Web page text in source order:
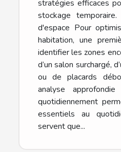
stratégies efficaces
stockage
d'espace Pour
habitation, une
identifier les zones
d’un salon surchargé,
ou de placards
analyse
quotidiennement
essentiels au
servent que...